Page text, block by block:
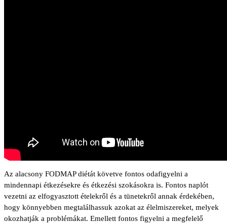
Az alacsony FODMAP diétát követve fontos odafigyelni a
mindennapi étkezésekre és étkezési szokásokra is. Fontos naplót
vezetni az elfogyasztott ételekről és a tünetekről annak érdekében,
hogy könnyebben megtalálhassuk azokat az élelmiszereket, melyek
okozhatják a problémákat. Emellett fontos figyelni a megfelelő